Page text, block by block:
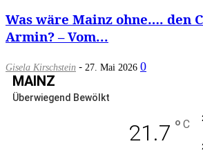
Was wäre Mainz ohne…. den
Armin? – Vom...
Gisela Kirschstein - 27. Mai 2026 0
MAINZ
Überwiegend Bewölkt
21.7 ° C